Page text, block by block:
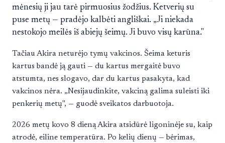
mėnesių ji jau tarė pirmuosius žodžius. Ketverių su
puse metų — pradėjo kalbėti angliškai. „Ji niekada
nestokojo meilės iš abiejų šeimų. Ji buvo visų karūna."
Tačiau Akira neturėjo tymų vakcinos. Šeima keturis
kartus bandė ją gauti — du kartus mergaitė buvo
atstumta, nes slogavo, dar du kartus pasakyta, kad
vakcinos nėra. „Nesijaudinkite, vakciną galima suleisti iki
penkerių metų", — guodė sveikatos darbuotoja.
2026 metų kovo 8 dieną Akira atsidūrė ligoninėje su, kaip
atrodė, eiline temperatūra. Po kelių dienų — bėrimas,